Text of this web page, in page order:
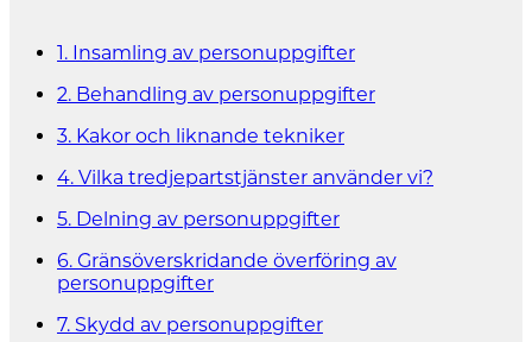
1. Insamling av personuppgifter
2. Behandling av personuppgifter
3. Kakor och liknande tekniker
4. Vilka tredjepartstjänster använder vi?
5. Delning av personuppgifter
6. Gränsöverskridande överföring av
personuppgifter
7. Skydd av personuppgifter